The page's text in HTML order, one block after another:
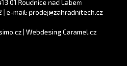
01 Roudnice nad Labem
| e-mail: prodej@zahradnitech.cz
| Webdesing Caramel.cz